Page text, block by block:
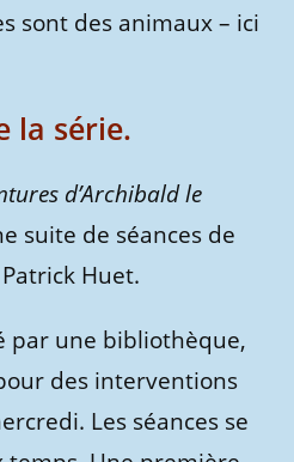
sont des animaux – ici
la série.
d’Archibald le
suite de séances de
Huet.
par une bibliothèque,
des interventions
Les séances se